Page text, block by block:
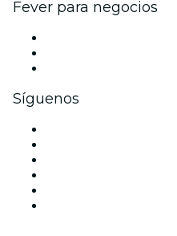
Fever para negocios
Síguenos